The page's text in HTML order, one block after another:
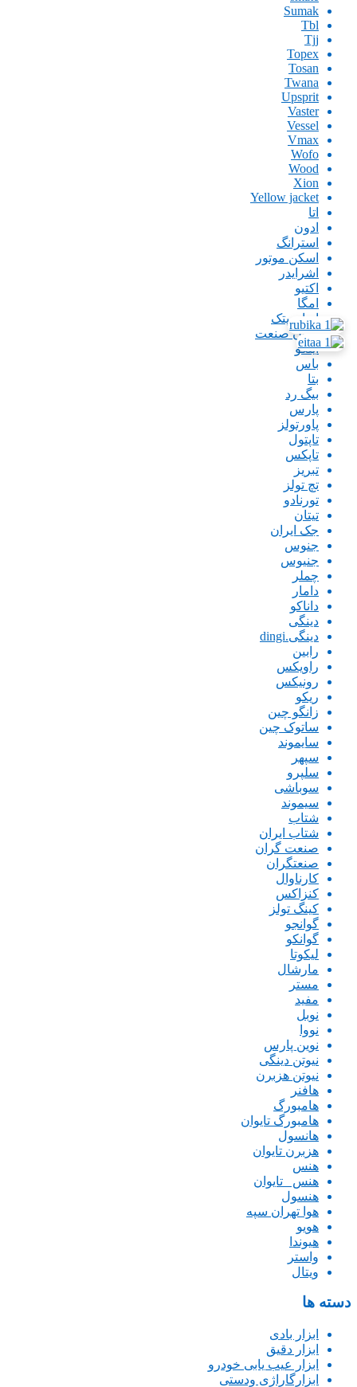
Sumak
Tbl
Tjj
Topex
Tosan
Twana
Upsprit
Vaster
Vessel
Vmax
Wofo
Wood
Xion
Yellow jacket
اتا
ادون
استرانگ
اسکن موتور
اشرایدر
اکتیو
امگا
ایران پتک
ایران صنعت
اینگو
باس
بتا
بیگ رد
پارس
پاورتولز
تاپتول
تاپکس
تبریز
تچ تولز
تورنادو
تیتان
جک ایران
جنوس
جنیوس
چملر
دامار
داناکو
دینگی
دینگی.dingi
رابین
راویکس
رونیکس
ریکو
زانگو چین
ساتوک چین
سایموند
سپهر
سلپرو
سوباشی
سیموند
شتاب
شتاب ایران
صنعت گران
صنعتگران
کارناوال
کنزاکس
کینگ تولز
گوانجو
گوانکو
لیکوتا
مارشال
مستر
مفید
نوبل
نووا
نوین پارس
نیوتن دینگی
نیوتن هزبرن
هافنر
هامبورگ
هامبورگ تایوان
هانسول
هزبرن تایوان
هنس
هنس _تایوان
هنسول
هوا تهران سپه
هویو
هیوندا
واستر
ویتال
دسته ها
ابزار بادی
ابزار دقیق
ابزار عیب یابی خودرو
ابزارگاراژی ودستی